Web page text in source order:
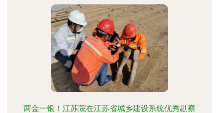
两金一银！江苏院在江苏省城乡建设系统优秀勘察